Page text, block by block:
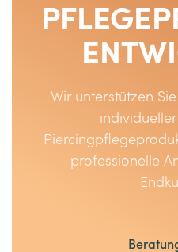
Wir unterstützen
professionelle